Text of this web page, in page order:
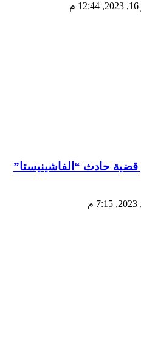
حادث “الفاشينيستا”